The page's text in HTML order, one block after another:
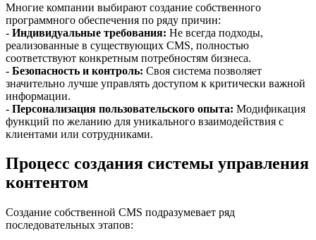
Многие компании выбирают создание собственного
программного обеспечения по ряду причин:
- Индивидуальные требования: Не всегда подходы,
реализованные в существующих CMS, полностью
соответствуют конкретным потребностям бизнеса.
- Безопасность и контроль: Своя система позволяет
значительно лучше управлять доступом к критически важной
информации.
- Персонализация пользовательского опыта: Модификация
функций по желанию для уникального взаимодействия с
клиентами или сотрудниками.
Процесс создания системы управления
контентом
Создание собственной CMS подразумевает ряд
последовательных этапов: